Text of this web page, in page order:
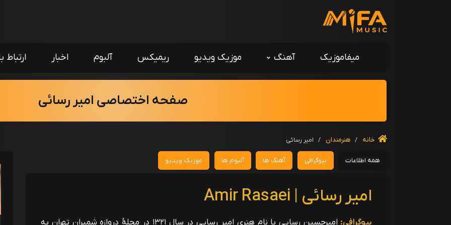
میفاموزیک آهنگ موزیک ویدیو ریمیکس آلبوم اخبار ارتباط
صفحه اختصاصی امیر رسائی
خانه / هنرمندان / امیر رسائی
همه اطلاعات بیوگرافی آهنگ ها آلبوم ها موزیک ویدیو
امیر رسائی | Amir Rasaei
بیوگرافی: امیرحسین رسایی با نام هنری امیر رسایی در سال ۱۳۲۱ در محلهٔ دروازه شمیران تهران به